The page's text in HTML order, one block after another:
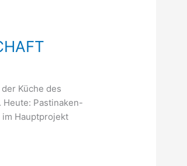
Küche des
Pastinaken-
Hauptprojekt